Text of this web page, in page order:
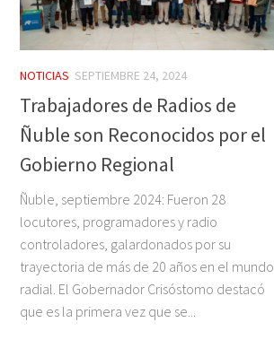
NOTICIAS SEPTIEMBRE 24, 2024
Trabajadores de Radios de
Ñuble son Reconocidos por el
Gobierno Regional
Ñuble, septiembre 2024: Fueron 28
locutores, programadores y radio
controladores, galardonados por su
trayectoria de más de 20 años en el mundo
radial. El Gobernador Crisóstomo destacó
que es la primera vez que se...